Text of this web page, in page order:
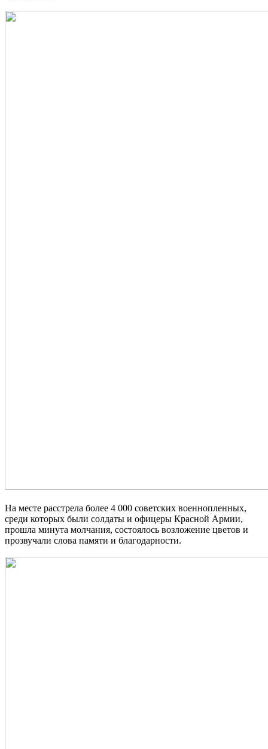
На месте расстрела более 4 000 советских военнопленных,
среди которых были солдаты и офицеры Красной Армии,
прошла минута молчания, состоялось возложение цветов и
прозвучали слова памяти и благодарности.